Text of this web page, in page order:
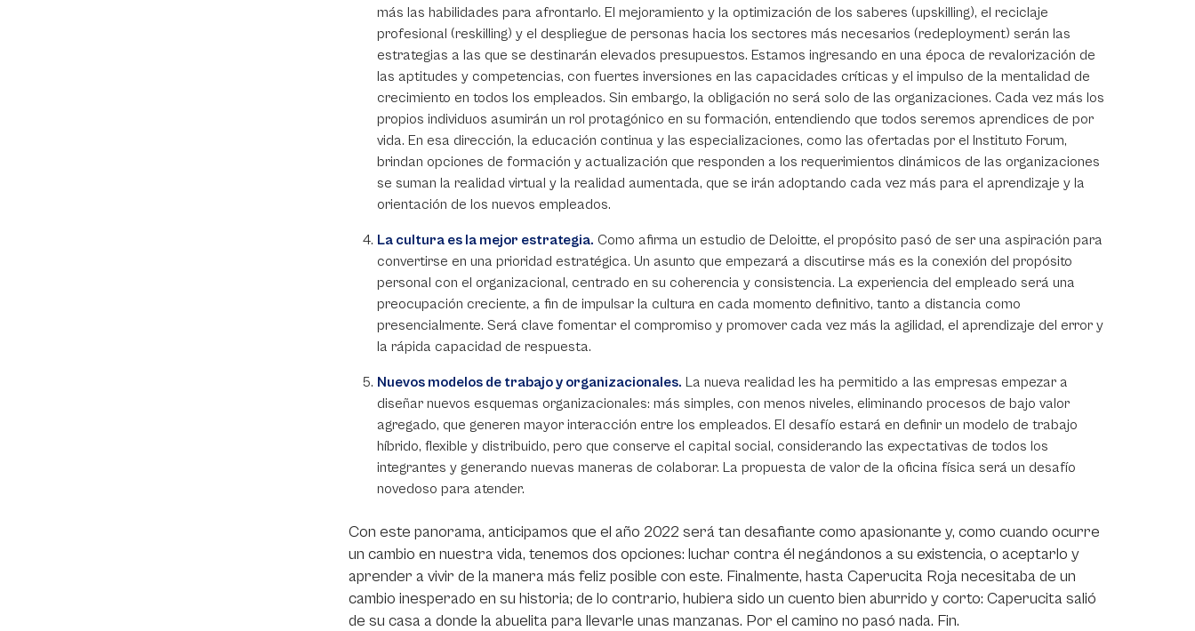
más las habilidades para afrontarlo. El mejoramiento y la optimización de los saberes (upskilling), el reciclaje
profesional (reskilling) y el despliegue de personas hacia los sectores más necesarios (redeployment) serán las
estrategias a las que se destinarán elevados presupuestos. Estamos ingresando en una época de revalorización de
las aptitudes y competencias, con fuertes inversiones en las capacidades críticas y el impulso de la mentalidad de
crecimiento en todos los empleados. Sin embargo, la obligación no será solo de las organizaciones. Cada vez más los
propios individuos asumirán un rol protagónico en su formación, entendiendo que todos seremos aprendices de por
vida. En esa dirección, la educación continua y las especializaciones, como las ofertadas por el Instituto Forum,
brindan opciones de formación y actualización que responden a los requerimientos dinámicos de las organizaciones
se suman la realidad virtual y la realidad aumentada, que se irán adoptando cada vez más para el aprendizaje y la
orientación de los nuevos empleados.
La cultura es la mejor estrategia. Como afirma un estudio de Deloitte, el propósito pasó de ser una aspiración para
convertirse en una prioridad estratégica. Un asunto que empezará a discutirse más es la conexión del propósito
personal con el organizacional, centrado en su coherencia y consistencia. La experiencia del empleado será una
preocupación creciente, a fin de impulsar la cultura en cada momento definitivo, tanto a distancia como
presencialmente. Será clave fomentar el compromiso y promover cada vez más la agilidad, el aprendizaje del error y
la rápida capacidad de respuesta.
Nuevos modelos de trabajo y organizacionales. La nueva realidad les ha permitido a las empresas empezar a
diseñar nuevos esquemas organizacionales: más simples, con menos niveles, eliminando procesos de bajo valor
agregado, que generen mayor interacción entre los empleados. El desafío estará en definir un modelo de trabajo
híbrido, flexible y distribuido, pero que conserve el capital social, considerando las expectativas de todos los
integrantes y generando nuevas maneras de colaborar. La propuesta de valor de la oficina física será un desafío
novedoso para atender.
Con este panorama, anticipamos que el año 2022 será tan desafiante como apasionante y, como cuando ocurre
un cambio en nuestra vida, tenemos dos opciones: luchar contra él negándonos a su existencia, o aceptarlo y
aprender a vivir de la manera más feliz posible con este. Finalmente, hasta Caperucita Roja necesitaba de un
cambio inesperado en su historia; de lo contrario, hubiera sido un cuento bien aburrido y corto: Caperucita salió
de su casa a donde la abuelita para llevarle unas manzanas. Por el camino no pasó nada. Fin.